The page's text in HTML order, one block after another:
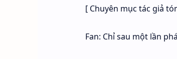
[ Chuyên mục tác giả
Fan: Chỉ sau một lần